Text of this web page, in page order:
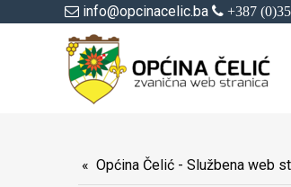
info@opcinacelic.ba +387
Općina Čelić - Službena web